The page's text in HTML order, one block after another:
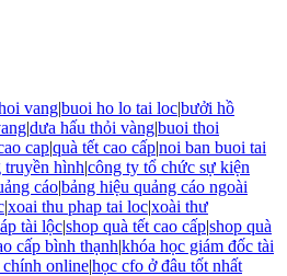
vang|buoi ho lo tai loc|bưởi hồ
|dưa hấu thỏi vàng|buoi thoi
cap|quà tết cao cấp|noi ban buoi tai
truyền hình|công ty tổ chức sự kiện
cáo|bảng hiệu quảng cáo ngoài
|xoai thu phap tai loc|xoài thư
tài lộc|shop quà tết cao cấp|shop quà
cấp bình thạnh|khóa học giám đốc tài
online|học cfo ở đâu tốt nhất